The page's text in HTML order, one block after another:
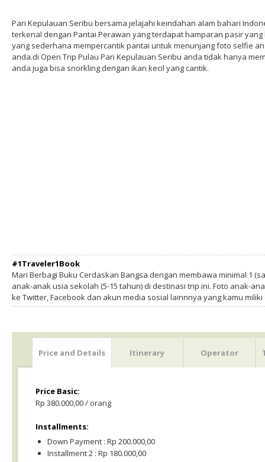
Pari Kepulauan Seribu bersama jelajahi keindahan alam bahari
terkenal dengan Pantai Perawan yang terdapat hamparan pasir
yang sederhana mempercantik pantai untuk menunjang foto selfie
anda.di Open Trip Pulau Pari Kepulauan Seribu anda tidak hanya
anda juga bisa snorkling dengan ikan kecil yang cantik.
#1Traveler1Book
Mari Berbagi Buku Cerdaskan Bangsa dengan membawa minimal 1
anak-anak usia sekolah (5-15 tahun) di destinasi trip ini. Foto anak-
ke Twitter, Facebook dan akun media sosial lainnnya yang kamu
Price and Details Itinerary Operator
Price Basic:
Rp 380.000,00 / orang
Installments:
Down Payment : Rp 200.000,00
Installment 2 : Rp 180.000,00